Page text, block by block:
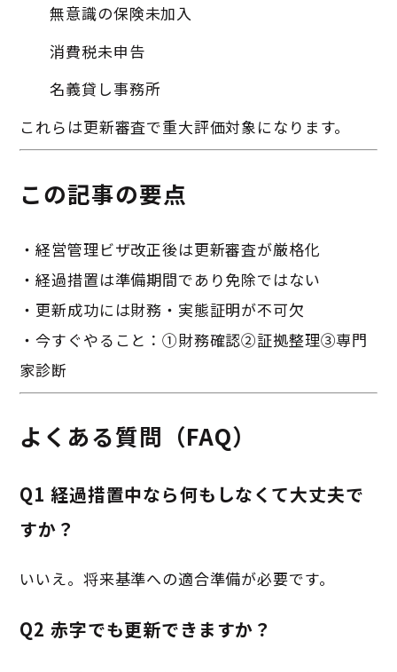
無意識の保険未加入
消費税未申告
名義貸し事務所
これらは更新審査で重大評価対象になります。
この記事の要点
・経営管理ビザ改正後は更新審査が厳格化
・経過措置は準備期間であり免除ではない
・更新成功には財務・実態証明が不可欠
・今すぐやること：①財務確認②証拠整理③専門
家診断
よくある質問（FAQ）
Q1 経過措置中なら何もしなくて大丈夫で
すか？
いいえ。将来基準への適合準備が必要です。
Q2 赤字でも更新できますか？